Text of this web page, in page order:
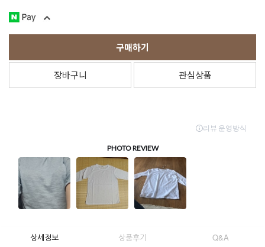
구매하기
장바구니 관심상품
상세정보 상품후기 Q&A